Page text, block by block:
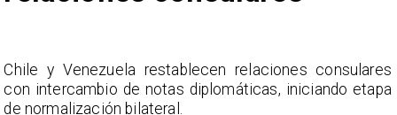
La Confederación Nacional de Ferias Libres (ASOF)
considera inaceptable que se refieran a Fabiola
Campillai como 'señora de feria', expresión utilizada